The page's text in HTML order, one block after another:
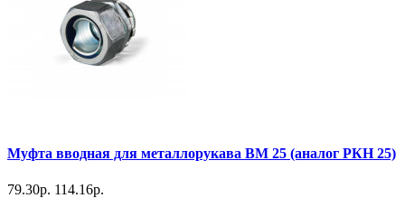
Муфта вводная для металлорукава ВМ 25 (аналог РКН 25)
79.30р. 114.16р.